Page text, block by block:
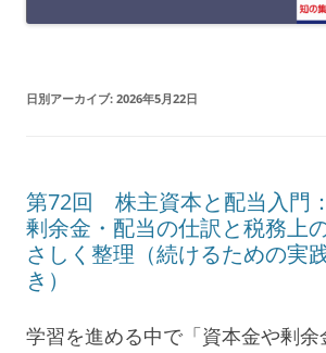
ッ
日別アーカイブ: 2026年5月22日
第72回 株主資本と配当入門
剰余金・配当の仕訳と税務上
さしく整理（続けるための実
き）
学習を進める中で「資本金や剰